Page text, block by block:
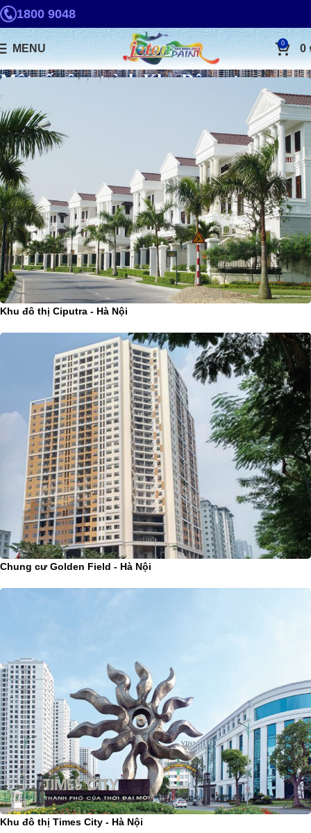
1800 9048
MENU 0 0
Một số công trình Khu Dân cư
Khu đô thị Ciputra - Hà Nội
Chung cư Golden Field - Hà Nội
Khu đô thị Times City - Hà Nội